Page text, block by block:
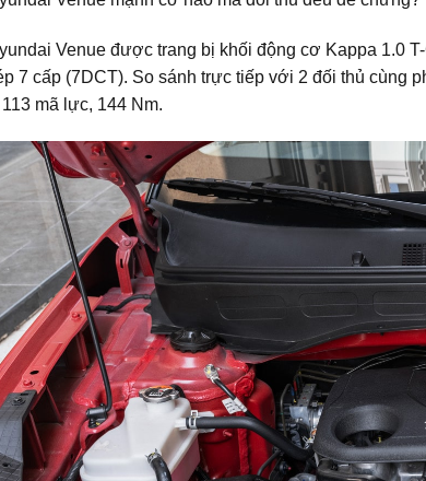
Venue được trang bị khối động cơ Kappa 1.0
7 cấp (7DCT). So sánh trực tiếp với 2 đối thủ cùng
mã lực, 144 Nm.